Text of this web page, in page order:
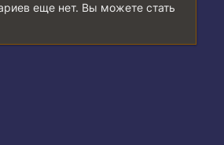
еще нет. Вы можете стать